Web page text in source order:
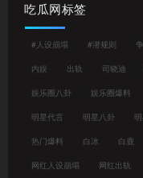
吃瓜网标签
#人设崩塌 #潜规则
内娱 出轨 司晓迪
娱乐圈八卦 娱乐圈爆料
明星代言 明星八卦
热门爆料 白冰 白鹿
网红人设崩塌 网红出轨